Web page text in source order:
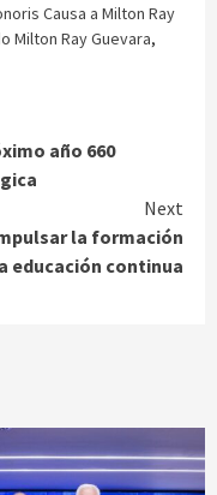
Causa a Milton Ray
Milton Ray Guevara,
año 660
Next
la formación
educación continua